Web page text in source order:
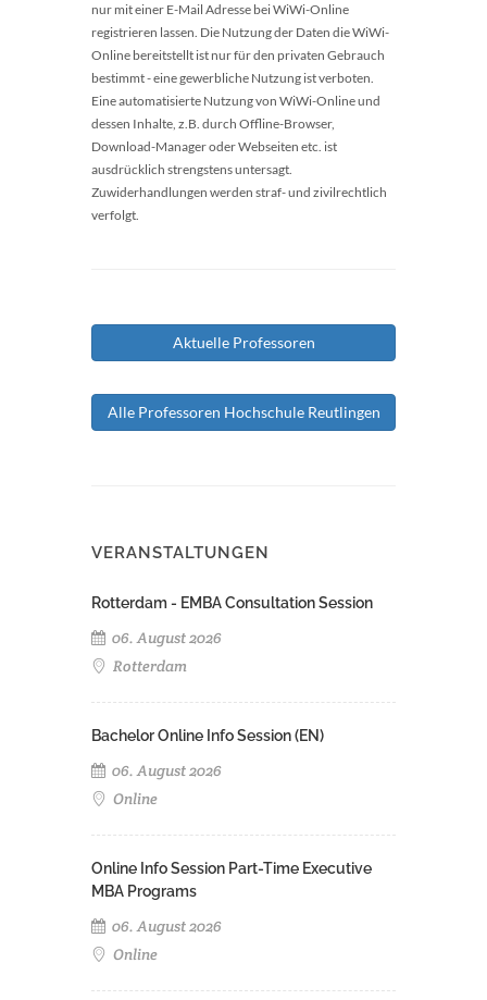
nur mit einer E-Mail Adresse bei WiWi-Online
registrieren lassen. Die Nutzung der Daten die WiWi-
Online bereitstellt ist nur für den privaten Gebrauch
bestimmt - eine gewerbliche Nutzung ist verboten.
Eine automatisierte Nutzung von WiWi-Online und
dessen Inhalte, z.B. durch Offline-Browser,
Download-Manager oder Webseiten etc. ist
ausdrücklich strengstens untersagt.
Zuwiderhandlungen werden straf- und zivilrechtlich
verfolgt.
Aktuelle Professoren
Alle Professoren Hochschule Reutlingen
VERANSTALTUNGEN
Rotterdam - EMBA Consultation Session
06. August 2026
Rotterdam
Bachelor Online Info Session (EN)
06. August 2026
Online
Online Info Session Part-Time Executive
MBA Programs
06. August 2026
Online